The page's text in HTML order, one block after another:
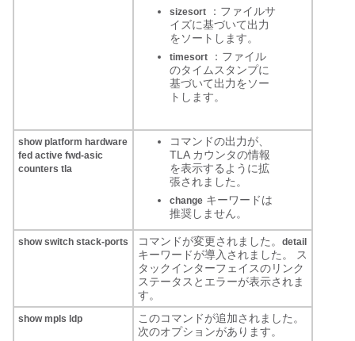
sizesort
：ファイルサ
イズに基づいて出力
をソートします。
timesort
：ファイル
のタイムスタンプに
基づいて出力をソー
トします。
show platform hardware
fed active fwd-asic
counters tla
コマンドの出力が、
TLA カウンタの情報
を表示するように拡
張されました。
change キーワードは
推奨しません。
show switch stack-ports コマンドが変更されました。 detail
キーワードが導入されました。 ス
タックインターフェイスのリンク
ステータスとエラーが表示されま
す。
show mpls ldp
このコマンドが追加されました。
次のオプションがあります。